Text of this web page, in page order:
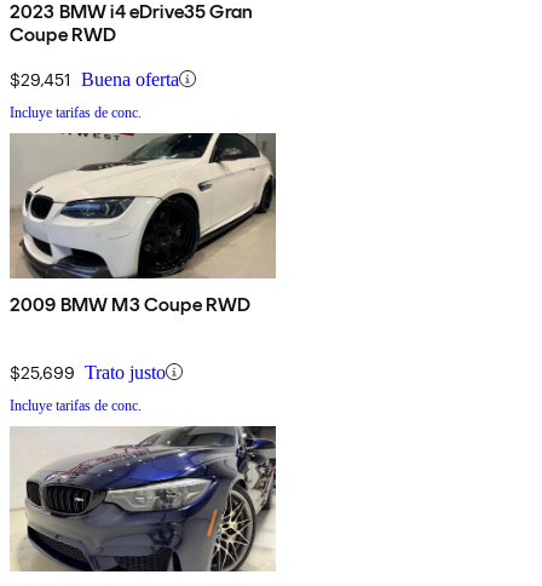
2023 BMW i4 eDrive35 Gran
Coupe RWD
$29,451 Buena oferta
Incluye tarifas de conc.
2009 BMW M3 Coupe RWD
$25,699 Trato justo
Incluye tarifas de conc.